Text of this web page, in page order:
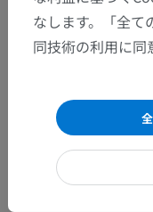
なします。「全
同技術の利用に同